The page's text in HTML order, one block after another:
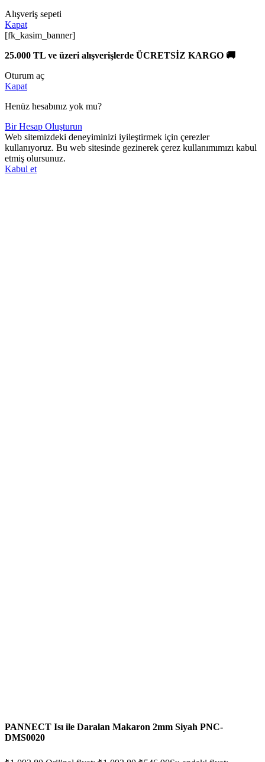
Alışveriş sepeti
Kapat
[fk_kasim_banner]
25.000 TL ve üzeri alışverişlerde ÜCRETSİZ KARGO 🚚
Oturum aç
Kapat
Henüz hesabınız yok mu?
Bir Hesap Oluşturun
Web sitemizdeki deneyiminizi iyileştirmek için çerezler
kullanıyoruz. Bu web sitesinde gezinerek çerez kullanımımızı kabul
etmiş olursunuz.
Kabul et
PANNECT Isı ile Daralan Makaron 2mm Siyah PNC-
DMS0020